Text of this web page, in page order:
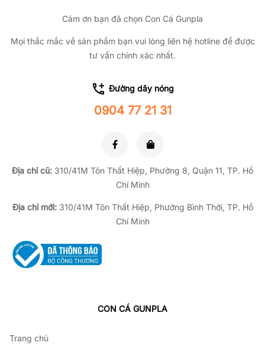
Cảm ơn bạn đã chọn Con Cá Gunpla
Mọi thắc mắc về sản phẩm bạn vui lòng liên hệ hotline để được
tư vấn chính xác nhất.
Đường dây nóng
0904 77 21 31
Địa chỉ cũ: 310/41M Tôn Thất Hiệp, Phường 8, Quận 11, TP. Hồ
Chí Minh
Địa chỉ mới:310/41M Tôn Thất Hiệp, Phường Bình Thới, TP. Hồ
Chí Minh
CON CÁ GUNPLA
Trang chủ